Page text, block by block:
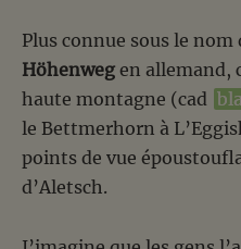
Plus connue sous le nom
Höhenweg en allemand,
haute montagne (cad
le Bettmerhorn à
points de vue
d’Aletsch.